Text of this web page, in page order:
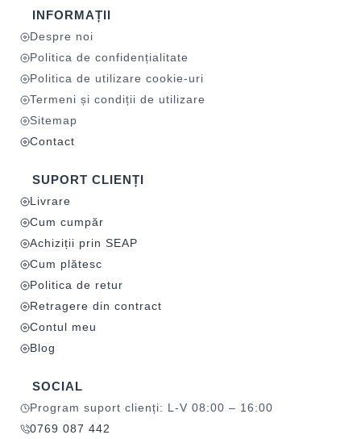
INFORMAȚII
Despre noi
Politica de confidențialitate
Politica de utilizare cookie-uri
Termeni și condiții de utilizare
Sitemap
Contact
SUPORT CLIENȚI
Livrare
Cum cumpăr
Achiziții prin SEAP
Cum plătesc
Politica de retur
Retragere din contract
Contul meu
Blog
SOCIAL
Program suport clienți: L-V 08:00 – 16:00
0769 087 442